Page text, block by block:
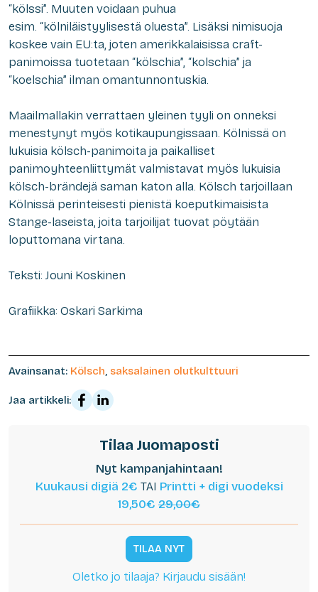
“kölssi”. Muuten voidaan puhua
esim. “kölniläistyylisestä oluesta”. Lisäksi nimisuoja
koskee vain EU:ta, joten amerikkalaisissa craft-
panimoissa tuotetaan “kölschia”, “kolschia” ja
“koelschia” ilman omantunnontuskia.
Maailmallakin verrattaen yleinen tyyli on onneksi
menestynyt myös kotikaupungissaan. Kölnissä on
lukuisia kölsch-panimoita ja paikalliset
panimoyhteenliittymät valmistavat myös lukuisia
kölsch-brändejä saman katon alla. Kölsch tarjoillaan
Kölnissä perinteisesti pienistä koeputkimaisista
Stange-laseista, joita tarjoilijat tuovat pöytään
loputtomana virtana.
Teksti: Jouni Koskinen
Grafiikka: Oskari Sarkima
Avainsanat: Kölsch, saksalainen olutkulttuuri
Jaa artikkeli:
Tilaa Juomaposti
Nyt kampanjahintaan!
Kuukausi digiä 2€ TAI Printti + digi vuodeksi
19,50€ 29,00€
TILAA NYT
Oletko jo tilaaja? Kirjaudu sisään!